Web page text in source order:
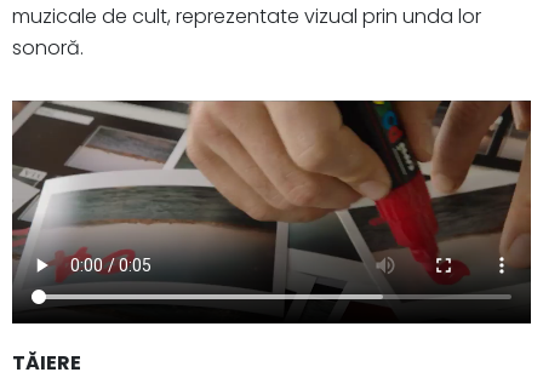
muzicale de cult, reprezentate vizual prin unda lor
sonoră.
TĂIERE